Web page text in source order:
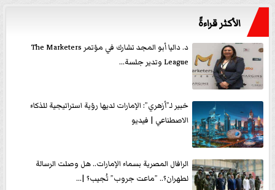
الأكثر قراءةً
د. داليا أبو المجد تشارك في مؤتمر The Marketers
League وتدير جلسة...
خبير لـ”أزهري”: الإمارات لديها رؤية استراتيجية للذكاء
الاصطناعي | فيديو
الرافال المصرية بسماء الإمارات.. هل وصلت الرسالة
لطهران؟.. ”ماعت جروب” تُجيب؟ |...